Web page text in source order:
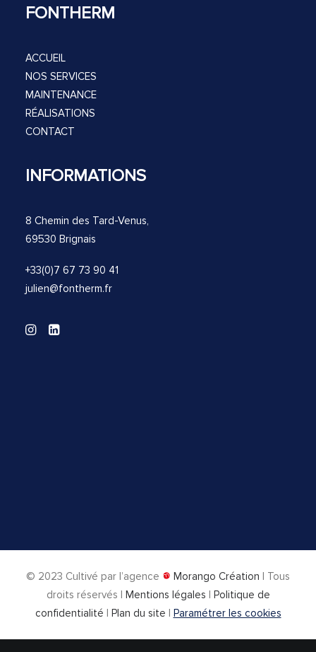
FONTHERM
ACCUEIL
NOS SERVICES
MAINTENANCE
RÉALISATIONS
CONTACT
INFORMATIONS
8 Chemin des Tard-Venus,
69530 Brignais
+33(0)7 67 73 90 41
julien@fontherm.fr
© 2023 Cultivé par l’agence Morango Création | Tous
droits réservés | Mentions légales | Politique de
confidentialité | Plan du site | Paramétrer les cookies